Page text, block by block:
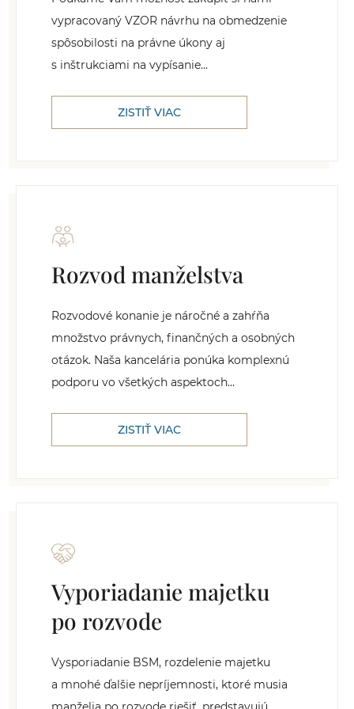
vypracovaný VZOR návrhu na obmedzenie
spôsobilosti na právne úkony aj
s inštrukciami na vypísanie...
ZISTIŤ VIAC
Rozvod manželstva
Rozvodové konanie je náročné a zahŕňa
množstvo právnych, finančných a osobných
otázok. Naša kancelária ponúka komplexnú
podporu vo všetkých aspektoch...
ZISTIŤ VIAC
Vyporiadanie majetku
po rozvode
Vysporiadanie BSM, rozdelenie majetku
a mnohé ďalšie nepríjemnosti, ktoré musia